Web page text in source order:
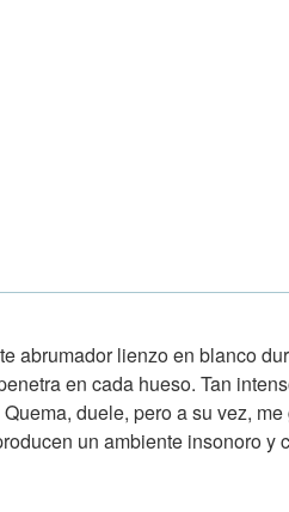
abrumador lienzo en blanco
en cada hueso. Tan
duele, pero a su vez,
un ambiente insonoro y